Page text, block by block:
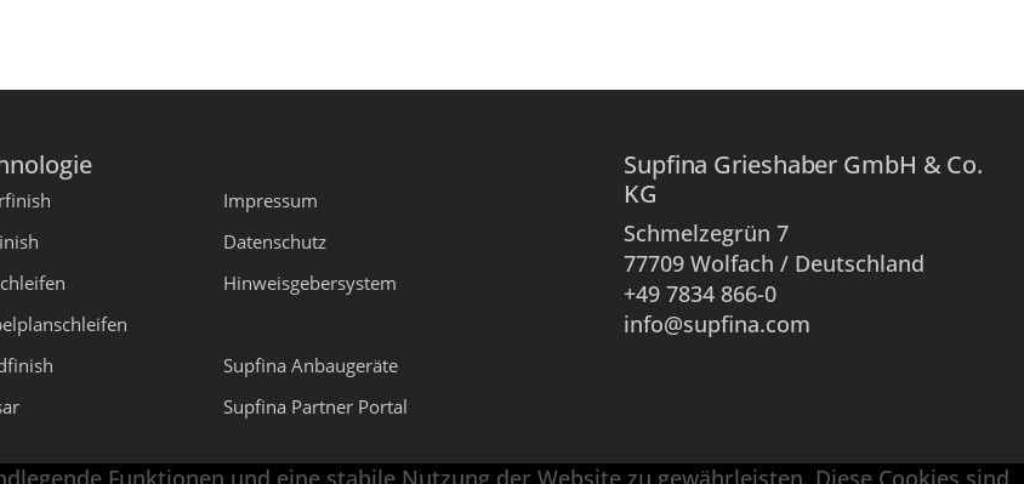
Impressum
Datenschutz
Hinweisgebersystem
Supfina Anbaugeräte
Supfina Partner Portal
Supfina Grieshaber GmbH & Co.
KG
Schmelzegrün 7
77709 Wolfach / Deutschland
+49 7834 866-0
info@supfina.com
Funktionen und eine stabile Nutzung der Website zu gewährleisten. Diese Cookies sind